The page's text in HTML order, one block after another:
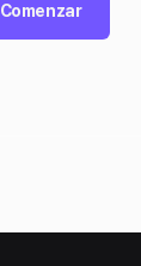
Comenzar